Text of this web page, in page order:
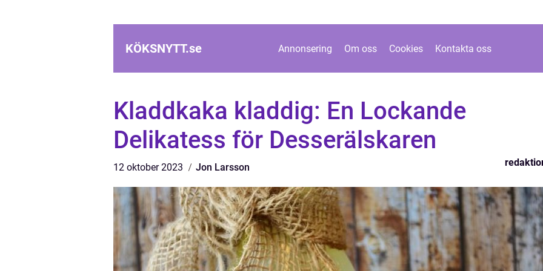
KÖKSNYTT.se Annonsering Om oss Cookies Kontakta oss
Kladdkaka kladdig: En Lockande
Delikatess för Desserälskaren
12 oktober 2023 Jon Larsson